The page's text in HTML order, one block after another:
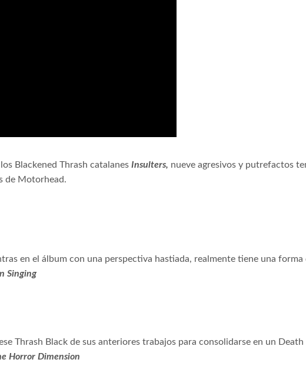
Blackened Thrash catalanes Insulters, nueve agresivos y putrefactos
de Motorhead.
en el álbum con una perspectiva hastiada, realmente tiene una
Singing
Thrash Black de sus anteriores trabajos para consolidarse en un
Horror Dimension